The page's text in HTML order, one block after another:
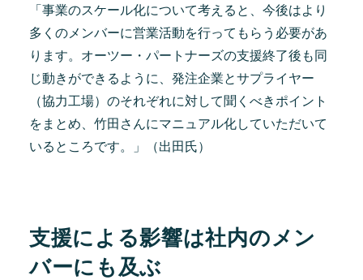
「事業のスケール化について考えると、今後はより
多くのメンバーに営業活動を行ってもらう必要があ
ります。オーツー・パートナーズの支援終了後も同
じ動きができるように、発注企業とサプライヤー
（協力工場）のそれぞれに対して聞くべきポイント
をまとめ、竹田さんにマニュアル化していただいて
いるところです。」（出田氏）
支援による影響は社内のメン
バーにも及ぶ